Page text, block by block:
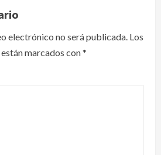
electrónico no será publicada. Los
marcados con*